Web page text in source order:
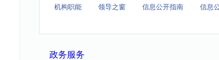
机构职能 领导之窗 信息公开指南 信息
政务服务